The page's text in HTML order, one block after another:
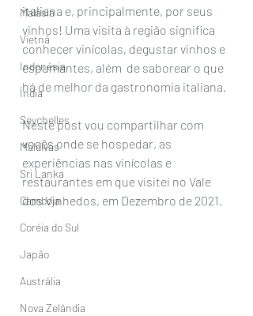
Malásia
Vietnã
Indonésia
Índia
Seychelles
Maldivas
Sri Lanka
Camboja
Coréia do Sul
Japão
Austrália
Nova Zelândia
italiana e, principalmente, por seus
vinhos! Uma visita à região significa
conhecer vinícolas, degustar vinhos e
espumantes, além  de saborear o que
há de melhor da gastronomia italiana.
Neste post vou compartilhar com
vocês onde se hospedar, as
experiências nas vinícolas e
restaurantes em que visitei no Vale
dos Vinhedos, em Dezembro de 2021.